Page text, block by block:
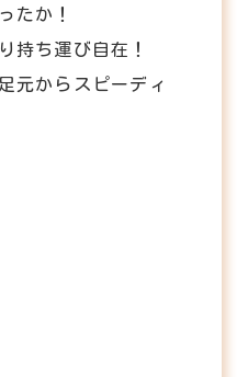
たか！
持ち運び自在！
元からスピーディ